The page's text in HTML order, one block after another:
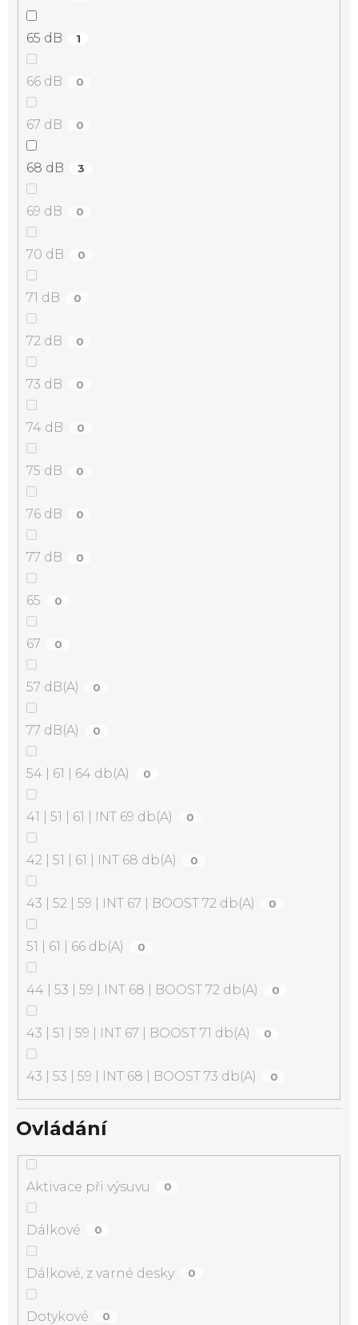
65 dB 1
66 dB 0
67 dB 0
68 dB 3
69 dB 0
70 dB 0
71 dB 0
72 dB 0
73 dB 0
74 dB 0
75 dB 0
76 dB 0
77 dB 0
65 0
67 0
57 dB(A) 0
77 dB(A) 0
54 | 61 | 64 db(A) 0
41 | 51 | 61 | INT 69 db(A) 0
42 | 51 | 61 | INT 68 db(A) 0
43 | 52 | 59 | INT 67 | BOOST 72 db(A) 0
51 | 61 | 66 db(A) 0
44 | 53 | 59 | INT 68 | BOOST 72 db(A) 0
43 | 51 | 59 | INT 67 | BOOST 71 db(A) 0
43 | 53 | 59 | INT 68 | BOOST 73 db(A) 0
Ovládání
Aktivace při výsuvu 0
Dálkové 0
Dálkové, z varné desky 0
Dotykové 0